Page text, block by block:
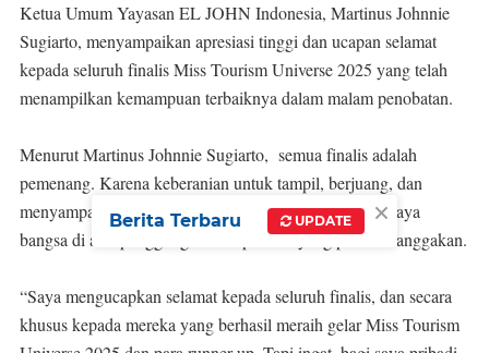
Ketua Umum Yayasan EL JOHN Indonesia, Martinus Johnnie
Sugiarto, menyampaikan apresiasi tinggi dan ucapan selamat
kepada seluruh finalis Miss Tourism Universe 2025 yang telah
menampilkan kemampuan terbaiknya dalam malam penobatan.
Menurut Martinus Johnnie Sugiarto, semua finalis adalah
pemenang. Karena keberanian untuk tampil, berjuang, dan
menyampaikan gagasan mengenai pariwisata serta budaya
bangsa di atas panggung adalah prestasi yang patut dibanggakan.
“Saya mengucapkan selamat kepada seluruh finalis, dan secara
khusus kepada mereka yang berhasil meraih gelar Miss Tourism
×
Berita Terbaru UPDATE